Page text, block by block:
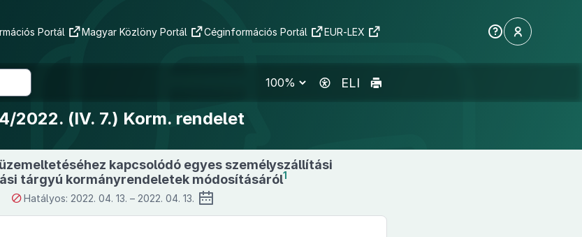
Portál Magyar Közlöny Portál Céginformációs Portál EUR-LEX
ELI
2022. (IV. 7.) Korm. rendelet
kapcsolódó egyes személyszállítási
tárgyú kormányrendeletek módosításáról1
Hatályos: 2022. 04. 13. – 2022. 04. 13.